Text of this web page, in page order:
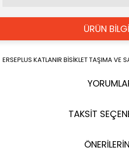
ÜRÜN
ERSEPLUS KATLANIR BİSİKLET TAŞIMA VE
TAKSİT